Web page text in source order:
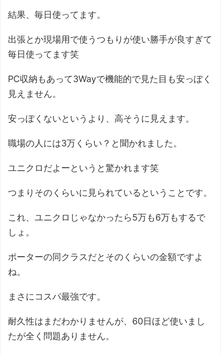
結果、毎日使ってます。
出張とか現場用で使うつもりが使い勝手が良すぎて
毎日使ってます笑
PC収納もあって3Wayで機能的で見た目も安っぽく
見えません。
安っぽくないというより、高そうに見えます。
職場の人には3万くらい？と聞かれました。
ユニクロだよーというと驚かれます笑
つまりそのくらいに見られているということです。
これ、ユニクロじゃなかったら5万も6万もするで
しょ。
ポーターの同クラスだとそのくらいの金額ですよ
ね。
まさにコスパ最強です。
耐久性はまだわかりませんが、60日ほど使いまし
たが全く問題ありません。